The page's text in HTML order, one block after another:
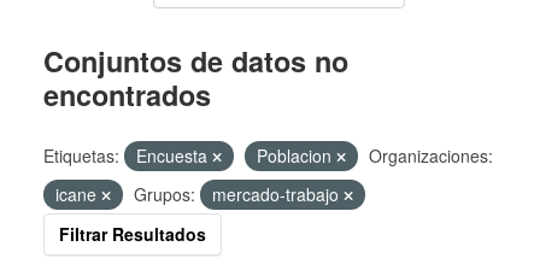
Conjuntos de datos no
encontrados
Etiquetas: Encuesta Poblacion
Organizaciones:
icane
Grupos:
mercado-trabajo
Filtrar Resultados